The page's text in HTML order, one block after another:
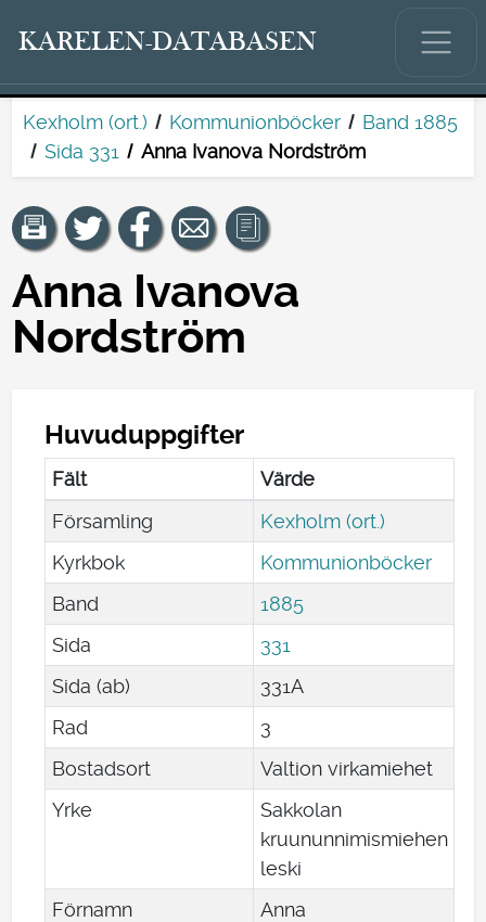
KARELEN-DATABASEN
Kexholm (ort.) Kommunionböcker
Band 1885
Sida 331
Anna Ivanova Nordström
Anna Ivanova
Nordström
Huvuduppgifter
Fält
Värde
Församling
Kexholm (ort.)
Kyrkbok
Kommunionböcker
Band
1885
Sida
331
Sida (ab)
331A
Rad
3
Bostadsort
Valtion virkamiehet
Yrke
Sakkolan
kruununnimismiehen
leski
Förnamn
Anna